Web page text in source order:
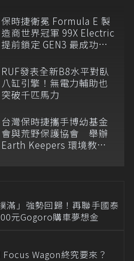
保時捷衛冕 Formula E 製
造商世界冠軍 99X Electric
提前鎖定 GEN3 最成功賽
RUF發表全新B8水平對臥
八缸引擎！無電力輔助也
突破千匹馬力
台灣保時捷攜手博幼基金
會與荒野保護協會 舉辦
Earth Keepers 環境教育
滿」強勢回歸！再聯手國泰
元Gogoro購車夢想金
Wagon終究要來？